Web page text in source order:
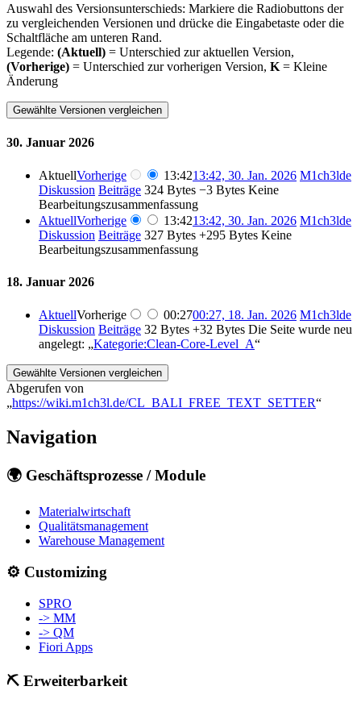
Auswahl des Versionsunterschieds: Markiere die Radiobuttons der
zu vergleichenden Versionen und drücke die Eingabetaste oder die
Schaltfläche am unteren Rand.
Legende: (Aktuell) = Unterschied zur aktuellen Version,
(Vorherige) = Unterschied zur vorherigen Version, K = Kleine
Änderung
30. Januar 2026
AktuellVorherige 13:4213:42, 30. Jan. 2026 M1ch3lde
Diskussion Beiträge 324 Bytes −3 Bytes Keine
Bearbeitungszusammenfassung
AktuellVorherige 13:4213:42, 30. Jan. 2026 M1ch3lde
Diskussion Beiträge 327 Bytes +295 Bytes Keine
Bearbeitungszusammenfassung
18. Januar 2026
AktuellVorherige 00:2700:27, 18. Jan. 2026 M1ch3lde
Diskussion Beiträge 32 Bytes +32 Bytes Die Seite wurde neu
angelegt: „Kategorie:Clean-Core-Level_A“
Abgerufen von
„https://wiki.m1ch3l.de/CL_BALI_FREE_TEXT_SETTER“
Navigation
🌍 Geschäftsprozesse / Module
Materialwirtschaft
Qualitätsmanagement
Warehouse Management
⚙️ Customizing
SPRO
-> MM
-> QM
Fiori Apps
⛏️ Erweiterbarkeit